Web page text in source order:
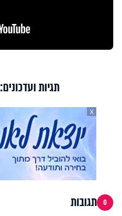
תגיות ועדכונים:
X
0 תגובות